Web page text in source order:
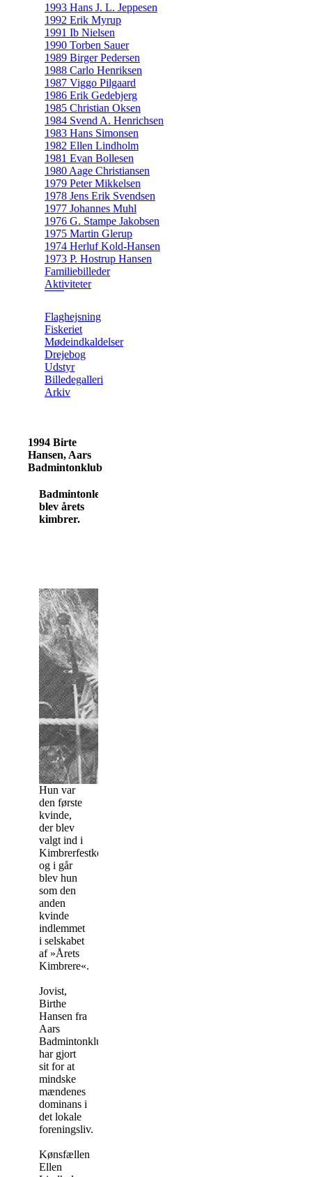
1993 Hans J. L. Jeppesen
1992 Erik Myrup
1991 Ib Nielsen
1990 Torben Sauer
1989 Birger Pedersen
1988 Carlo Henriksen
1987 Viggo Pilgaard
1986 Erik Gedebjerg
1985 Christian Oksen
1984 Svend A. Henrichsen
1983 Hans Simonsen
1982 Ellen Lindholm
1981 Evan Bollesen
1980 Aage Christiansen
1979 Peter Mikkelsen
1978 Jens Erik Svendsen
1977 Johannes Muhl
1976 G. Stampe Jakobsen
1975 Martin Glerup
1974 Herluf Kold-Hansen
1973 P. Hostrup Hansen
Familiebilleder
Aktiviteter
Flaghejsning
Fiskeriet
Mødeindkaldelser
Drejebog
Udstyr
Billedegalleri
Arkiv
1994 Birte
Hansen, Aars
Badmintonklub
Badmintonleder
blev årets
kimbrer.
Hun var
den første
kvinde,
der blev
valgt ind i
Kimbrerfestkomiteen
og i går
blev hun
som den
anden
kvinde
indlemmet
i selskabet
af »Årets
Kimbrere«.
Jovist,
Birthe
Hansen fra
Aars
Badmintonklub
har gjort
sit for at
mindske
mændenes
dominans i
det lokale
foreningsliv.
Kønsfællen
Ellen